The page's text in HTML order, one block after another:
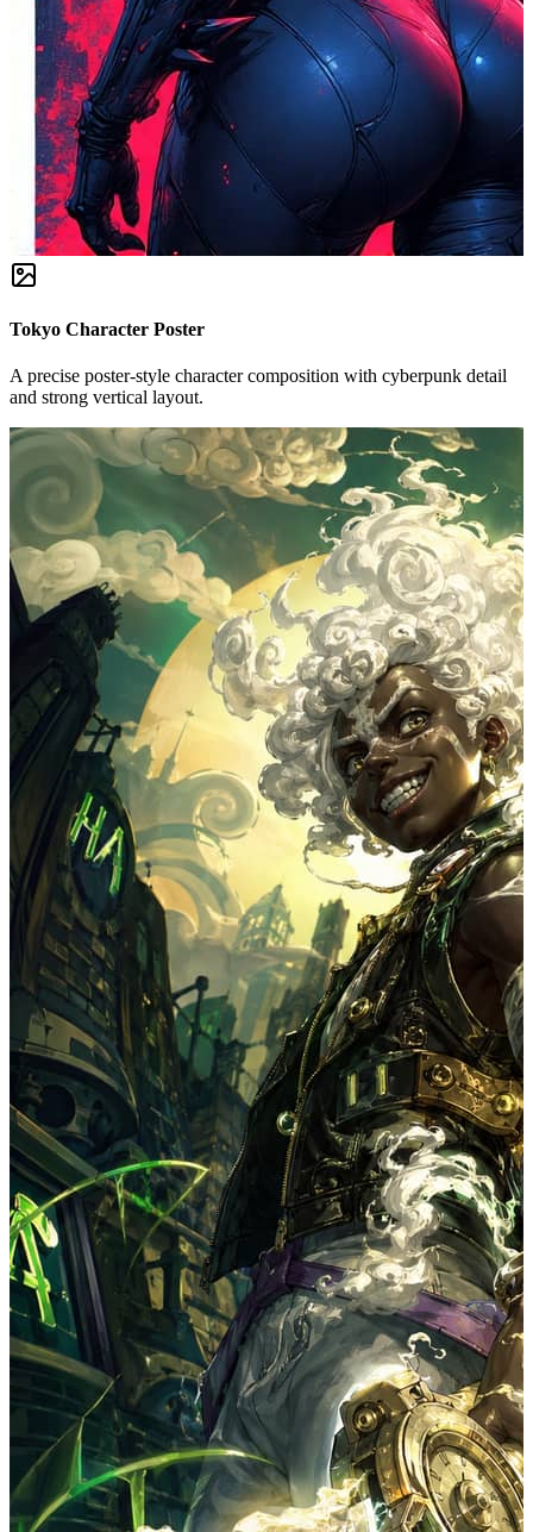
Tokyo Character Poster
A precise poster-style character composition with cyberpunk detail
and strong vertical layout.